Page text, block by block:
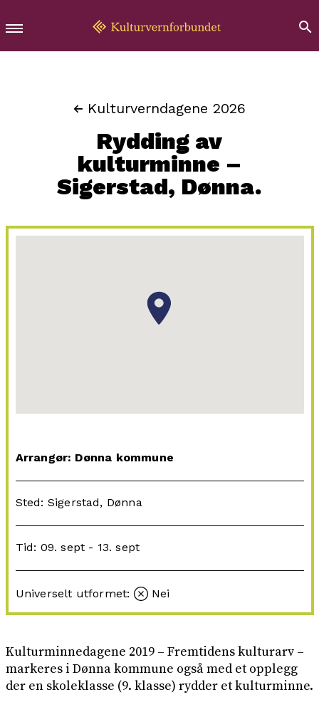
Kulturverndagene 2026
Rydding av
kulturminne –
Sigerstad, Dønna.
Arrangør: Dønna kommune
Sted: Sigerstad, Dønna
Tid: 09. sept - 13. sept
Universelt utformet: Nei
Kulturminnedagene 2019 – Fremtidens kulturarv –
markeres i Dønna kommune også med et opplegg
der en skoleklasse (9. klasse) rydder et kulturminne.